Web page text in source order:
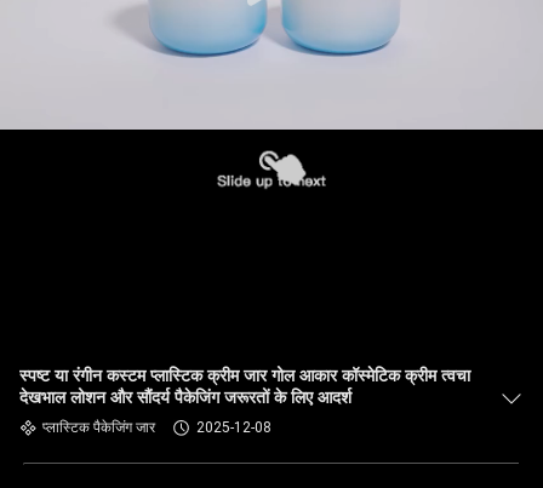
स्पष्ट या रंगीन कस्टम प्लास्टिक क्रीम जार गोल आकार कॉस्मेटिक क्रीम त्वचा
देखभाल लोशन और सौंदर्य पैकेजिंग जरूरतों के लिए आदर्श
प्लास्टिक पैकेजिंग जार 2025-12-08